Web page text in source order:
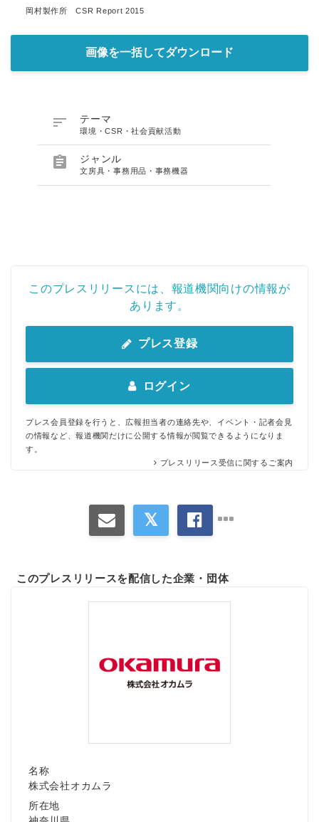
岡村製作所 CSR Report 2015
画像を一括してダウンロード
 テーマ
環境・CSR・社会貢献活動
 ジャンル
文房具・事務用品・事務機器
このプレスリリースには、報道機関向けの情報が
あります。
プレス登録
ログイン
プレス会員登録を行うと、広報担当者の連絡先や、イベント・記者会見
の情報など、報道機関だけに公開する情報が閲覧できるようになりま
す。
プレスリリース受信に関するご案内
このプレスリリースを配信した企業・団体
名称
株式会社オカムラ
所在地